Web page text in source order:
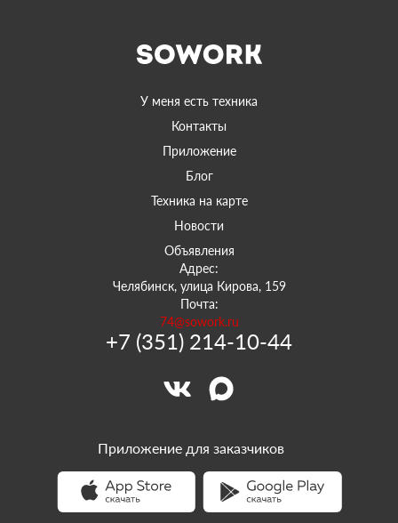
У меня есть техника
Контакты
Приложение
Блог
Техника на карте
Новости
Объявления
Адрес:
Челябинск, улица Кирова, 159
Почта:
74@sowork.ru
+7 (351) 214-10-44
Приложение для заказчиков